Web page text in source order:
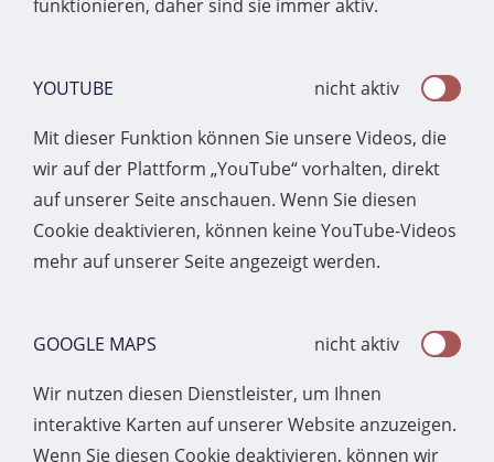
funktionieren, daher sind sie immer aktiv.
YOUTUBE nicht aktiv
Mit dieser Funktion können Sie unsere Videos, die
wir auf der Plattform „YouTube“ vorhalten, direkt
auf unserer Seite anschauen. Wenn Sie diesen
Cookie deaktivieren, können keine YouTube-Videos
mehr auf unserer Seite angezeigt werden.
GOOGLE MAPS nicht aktiv
Wir nutzen diesen Dienstleister, um Ihnen
interaktive Karten auf unserer Website anzuzeigen.
Wenn Sie diesen Cookie deaktivieren, können wir